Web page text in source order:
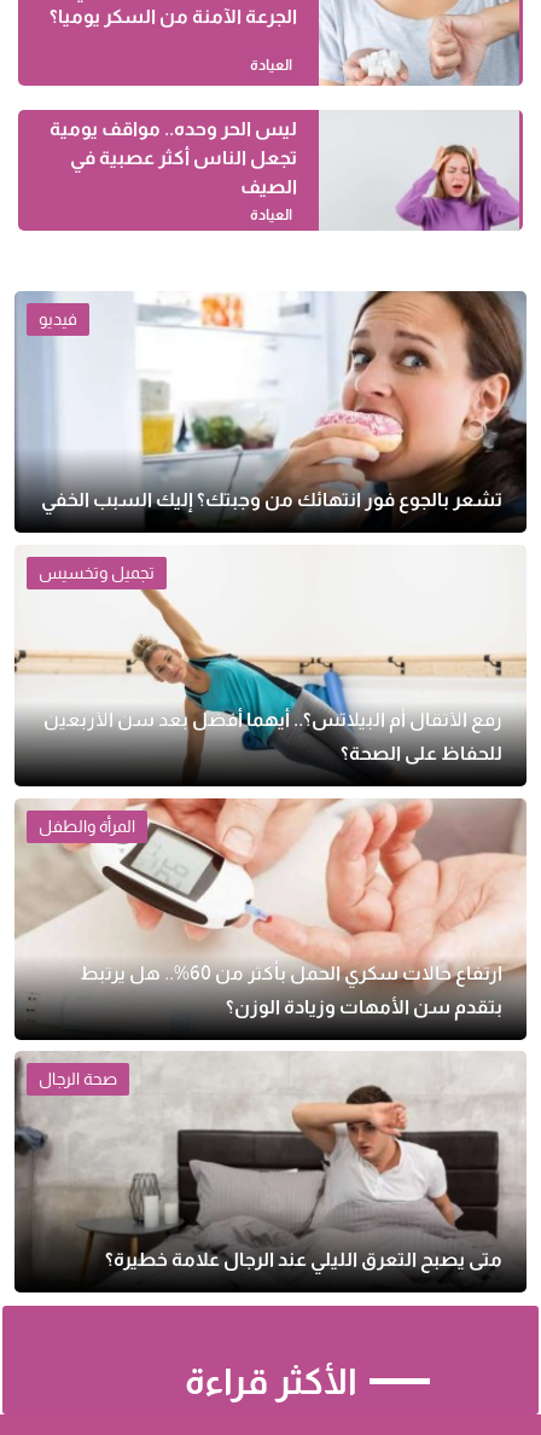
الجرعة الآمنة من السكر يوميا؟
العيادة
ليس الحر وحده.. مواقف يومية
تجعل الناس أكثر عصبية في
الصيف
العيادة
فيديو
تشعر بالجوع فور انتهائك من وجبتك؟ إليك السبب الخفي
تجميل وتخسيس
رفع الأثقال أم البيلاتس؟.. أيهما أفضل بعد سن الأربعين
للحفاظ على الصحة؟
المرأة والطفل
ارتفاع حالات سكري الحمل بأكثر من 60%.. هل يرتبط
بتقدم سن الأمهات وزيادة الوزن؟
صحة الرجال
متى يصبح التعرق الليلي عند الرجال علامة خطيرة؟
الأكثر قراءة